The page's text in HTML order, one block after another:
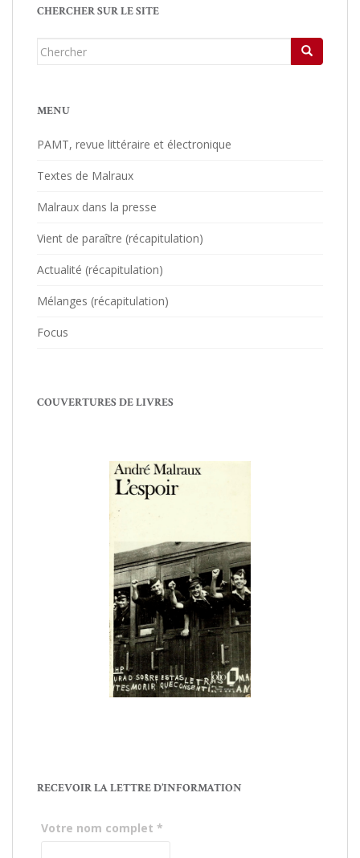
CHERCHER SUR LE SITE
Chercher...
MENU
PAMT, revue littéraire et électronique
Textes de Malraux
Malraux dans la presse
Vient de paraître (récapitulation)
Actualité (récapitulation)
Mélanges (récapitulation)
Focus
COUVERTURES DE LIVRES
RECEVOIR LA LETTRE D’INFORMATION
Votre nom complet *